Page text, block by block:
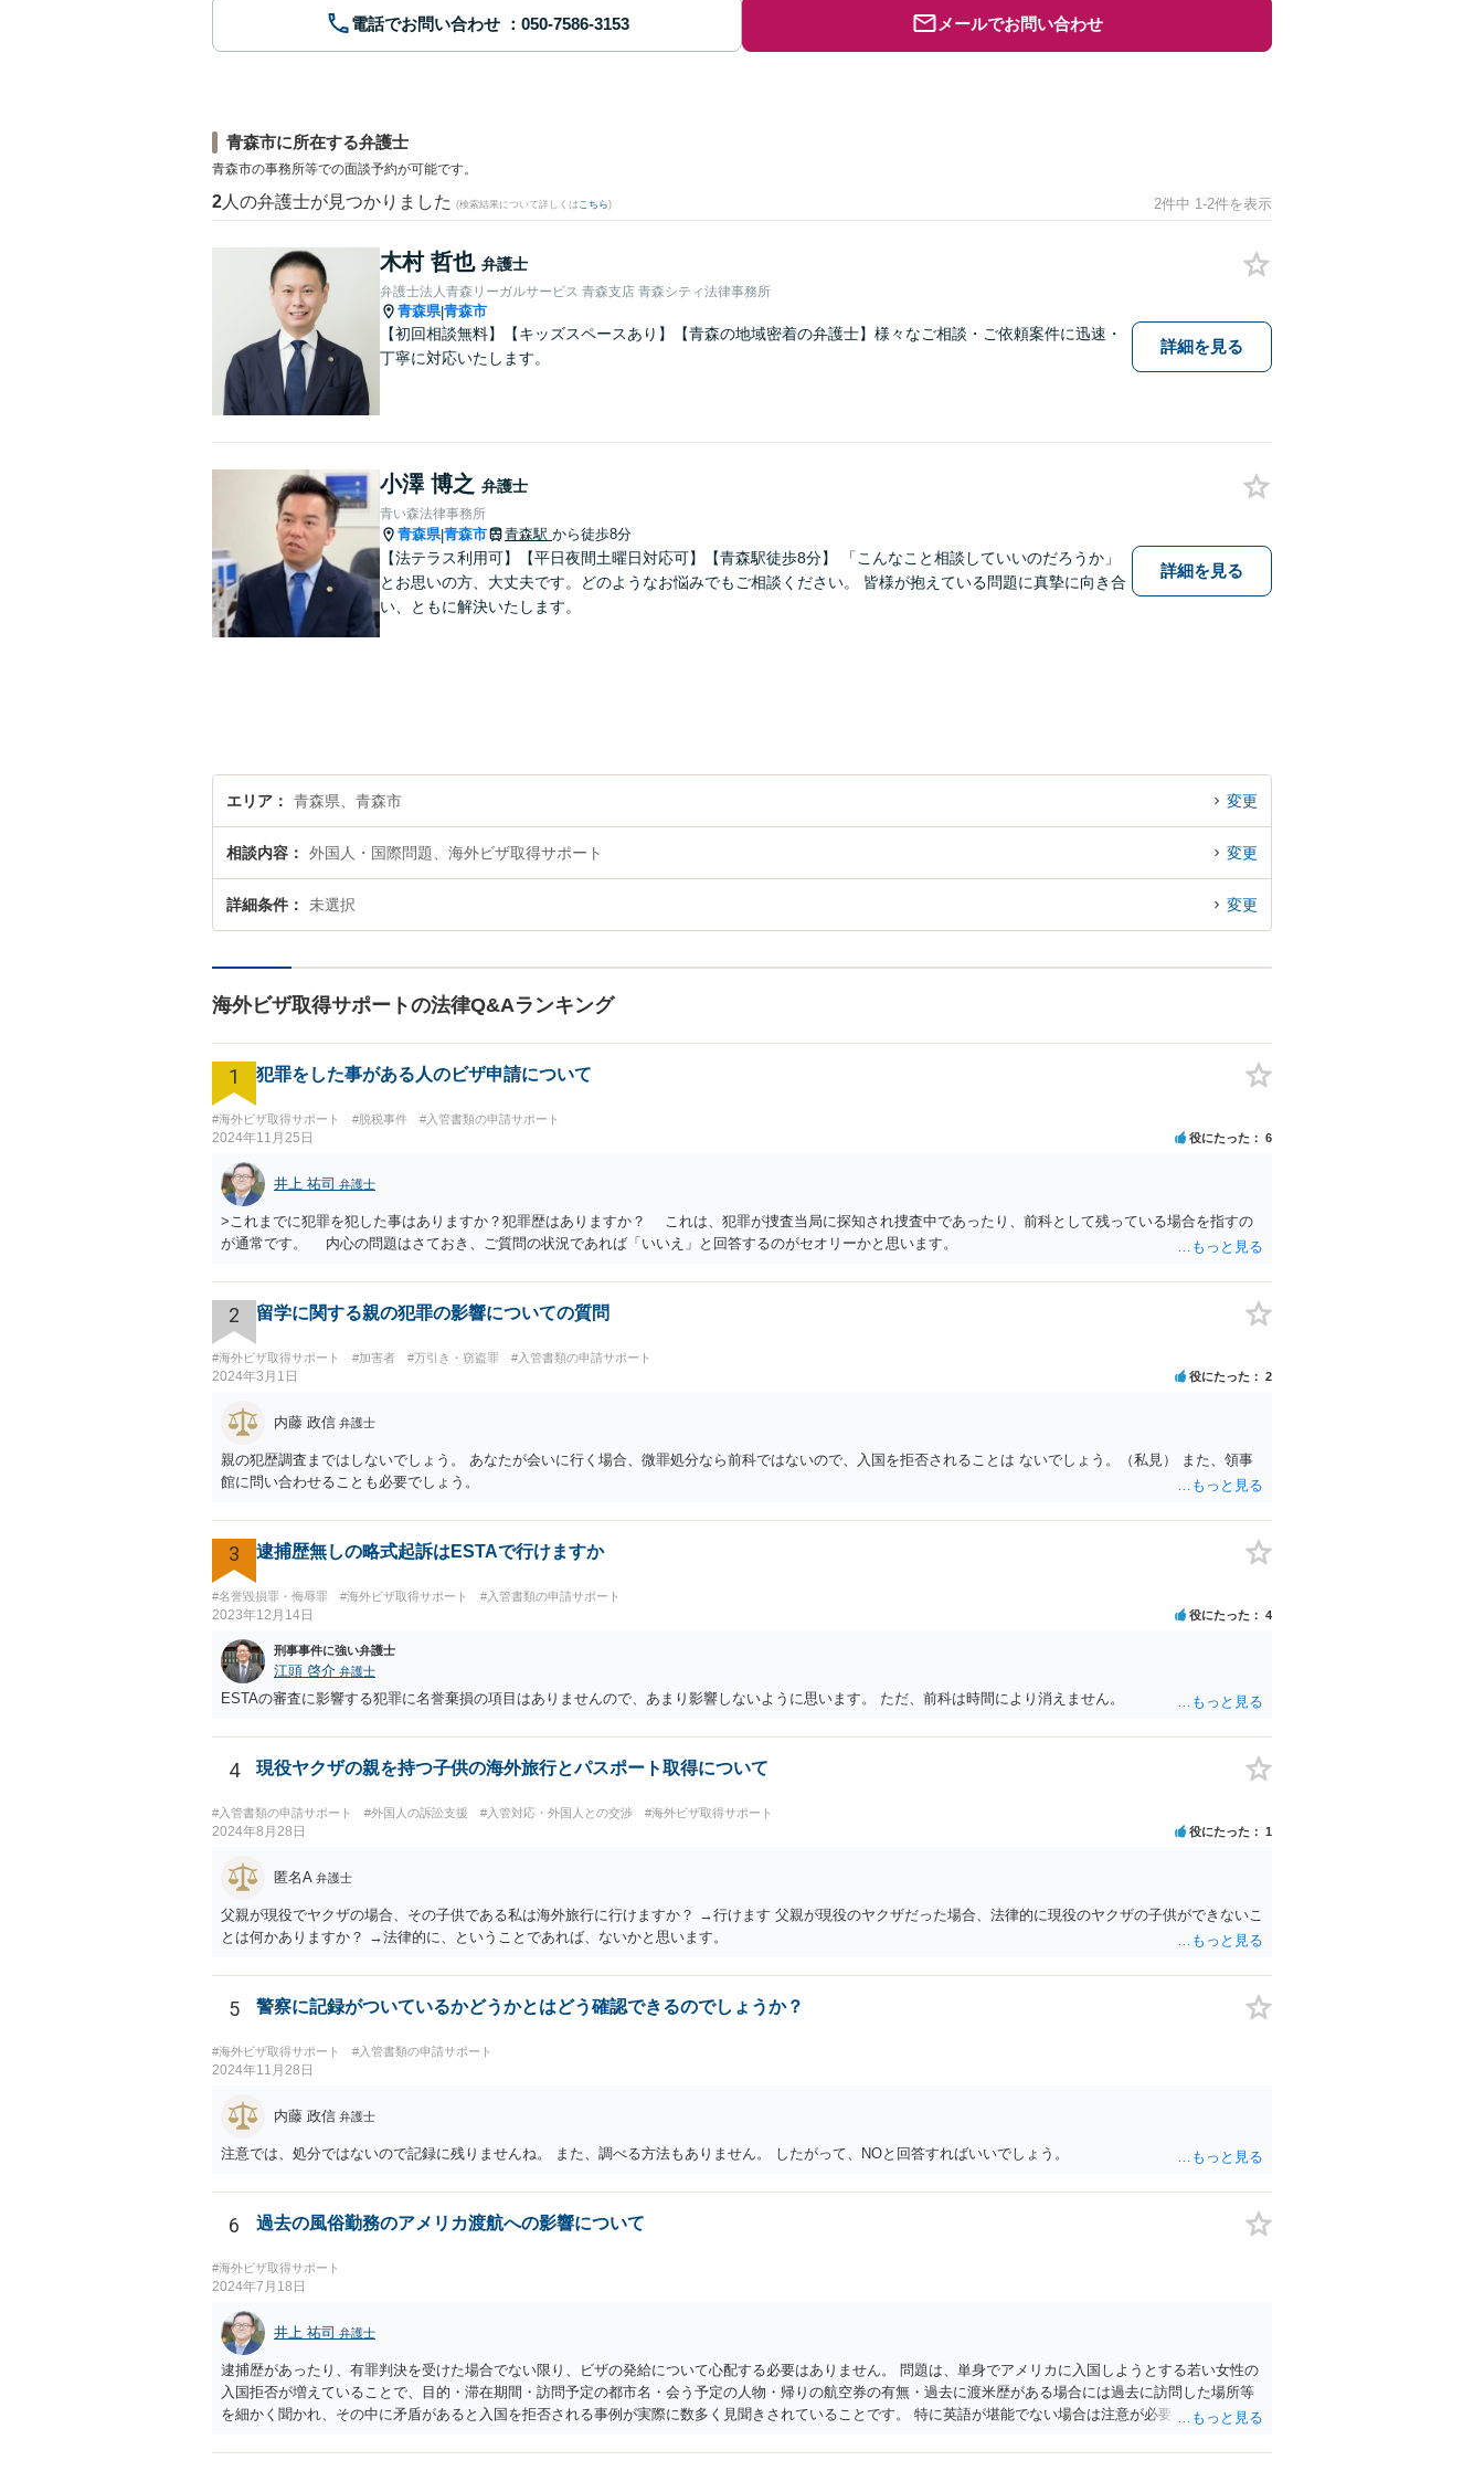
電話でお問い合わせ メールでお問い合わせ
青森市に所在する弁護士
青森市の事務所等での面談予約が可能です。
2 人の弁護士が見つかりました (検索結果について詳しくは こちら) 2件中 1-2件を表示
木村 哲也 弁護士
弁護士法人青森リーガルサービス 青森支店 青森シティ法律事務所
青森県|青森市
【初回相談無料】【キッズスペースあり】【青森の地域密着の弁護士】様々なご相談・ご依頼案件に迅速・
丁寧に対応いたします。
詳細を見る
小澤 博之 弁護士
青い森法律事務所
青森県|青森市 青森駅 から徒歩8分
【法テラス利用可】【平日夜間土曜日対応可】【青森駅徒歩8分】 「こんなこと相談していいのだろうか」
とお思いの方、大丈夫です。どのようなお悩みでもご相談ください。 皆様が抱えている問題に真摯に向き合
い、ともに解決いたします。
詳細を見る
エリア 青森県、青森市 変更
相談内容 外国人・国際問題、海外ビザ取得サポート 変更
詳細条件 未選択 変更
海外ビザ取得サポートの法律Q&Aランキング
1 犯罪をした事がある人のビザ申請について
#海外ビザ取得サポート #脱税事件 #入管書類の申請サポート
2024年11月25日 役にたった 6
井上 祐司 弁護士
>これまでに犯罪を犯した事はありますか？犯罪歴はありますか？ これは、犯罪が捜査当局に探知され捜査中であったり、前科として残っている場合を指すの
が通常です。 内心の問題はさておき、ご質問の状況であれば「いいえ」と回答するのがセオリーかと思います。
2 留学に関する親の犯罪の影響についての質問
#海外ビザ取得サポート #加害者 #万引き・窃盗罪 #入管書類の申請サポート
2024年3月1日 役にたった 2
内藤 政信 弁護士
親の犯歴調査まではしないでしょう。 あなたが会いに行く場合、微罪処分なら前科ではないので、入国を拒否されることは ないでしょう。（私見） また、領事
館に問い合わせることも必要でしょう。
3 逮捕歴無しの略式起訴はESTAで行けますか
#名誉毀損罪・侮辱罪 #海外ビザ取得サポート #入管書類の申請サポート
2023年12月14日 役にたった 4
刑事事件に強い弁護士
江頭 啓介 弁護士
ESTAの審査に影響する犯罪に名誉棄損の項目はありませんので、あまり影響しないように思います。 ただ、前科は時間により消えません。
4 現役ヤクザの親を持つ子供の海外旅行とパスポート取得について
#入管書類の申請サポート #外国人の訴訟支援 #入管対応・外国人との交渉 #海外ビザ取得サポート
2024年8月28日 役にたった 1
匿名A 弁護士
父親が現役でヤクザの場合、その子供である私は海外旅行に行けますか？ →行けます 父親が現役のヤクザだった場合、法律的に現役のヤクザの子供ができないこ
とは何かありますか？ →法律的に、ということであれば、ないかと思います。
5 警察に記録がついているかどうかとはどう確認できるのでしょうか？
#海外ビザ取得サポート #入管書類の申請サポート
2024年11月28日
内藤 政信 弁護士
注意では、処分ではないので記録に残りませんね。 また、調べる方法もありません。 したがって、NOと回答すればいいでしょう。
6 過去の風俗勤務のアメリカ渡航への影響について
#海外ビザ取得サポート
2024年7月18日
井上 祐司 弁護士
逮捕歴があったり、有罪判決を受けた場合でない限り、ビザの発給について心配する必要はありません。 問題は、単身でアメリカに入国しようとする若い女性の
入国拒否が増えていることで、目的・滞在期間・訪問予定の都市名・会う予定の人物・帰りの航空券の有無・過去に渡米歴がある場合には過去に訪問した場所等
を細かく聞かれ、その中に矛盾があると入国を拒否される事例が実際に数多く見聞きされていることです。 特に英語が堪能でない場合は注意が必要かと思いま